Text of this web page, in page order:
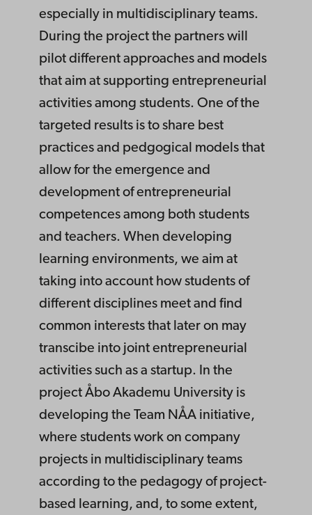
especially in multidisciplinary teams.
During the project the partners will
pilot different approaches and models
that aim at supporting entrepreneurial
activities among students. One of the
targeted results is to share best
practices and pedgogical models that
allow for the emergence and
development of entrepreneurial
competences among both students
and teachers. When developing
learning environments, we aim at
taking into account how students of
different disciplines meet and find
common interests that later on may
transcibe into joint entrepreneurial
activities such as a startup. In the
project Åbo Akademu University is
developing the Team NÅA initiative,
where students work on company
projects in multidisciplinary teams
according to the pedagogy of project-
based learning, and, to some extent,